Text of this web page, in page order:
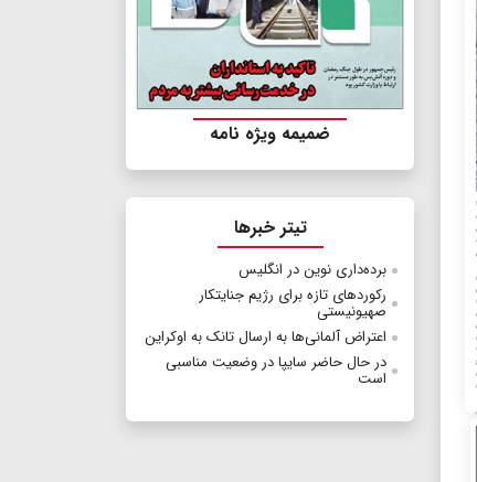
ضمیمه ویژه نامه
تیتر خبرها
برده‌داری نوین در انگلیس
رکوردهای تازه برای رژیم جنایتکار
صهیونیستی
اعتراض آلمانی‌ها به ارسال تانک به اوکراین
در حال حاضر سایپا در وضعیت مناسبی
است